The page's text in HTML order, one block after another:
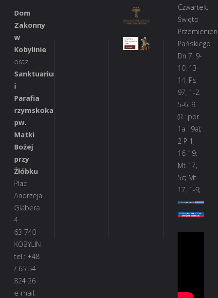
Dom
Zakonny
w
Kobylinie
oraz
Sanktuarium
i
Parafia
rzymskokatolicka
pw.
Matki
Bożej
przy
Żłóbku
Plac
Andrzeja
Glabera
4
63-740
KOBYLIN
tel.: +48
/ 65 54
824 26
e-mail:
Czwartek.
Święto
Pańskiego
Dn 7, 9-
10. 13-
14; Ps
97, 1-2.
5-6. 9
(R.: por.
1a i 9a);
2 P 1,
16-19;
Mt 17,
5c; Mt
17, 1-9;